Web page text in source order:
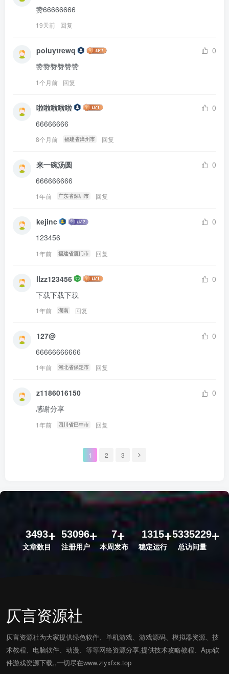
赞66666666
19天前 回复
poiuytrewq
0
赞赞赞赞赞赞
1个月前 回复
啦啦啦啦啦
0
66666666
8个月前 福建省漳州市 回复
来一碗汤圆
0
666666666
1年前 广东省深圳市 回复
kejinc
0
123456
1年前 福建省厦门市 回复
llzz123456
0
下载下载下载
1年前 湖南 回复
127@
0
66666666666
1年前 河北省保定市 回复
z1186016150
0
感谢分享
1年前 四川省巴中市 回复
1 2 3
3493
文章数目
53096
注册用户
7
本周发布
1315
稳定运行
5335229
总访问量
仄言资源社
仄言资源社为大家提供绿色软件、单机游戏、游戏源码、模拟器资源、技
术教程、电脑软件、动漫、等等网络资源分享,提供技术攻略教程、App软
件游戏资源下载,,一切尽在www.ziyxfxs.top